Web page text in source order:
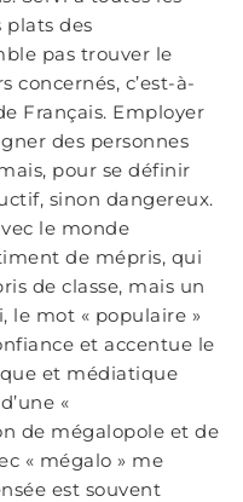
plats des
pas trouver le
concernés, c’est-à-
Français. Employer
des personnes
pour se définir
sinon dangereux.
le monde
de mépris, qui
de classe, mais un
le mot « populaire »
et accentue le
et médiatique
«
de mégalopole et de
« mégalo » me
est souvent